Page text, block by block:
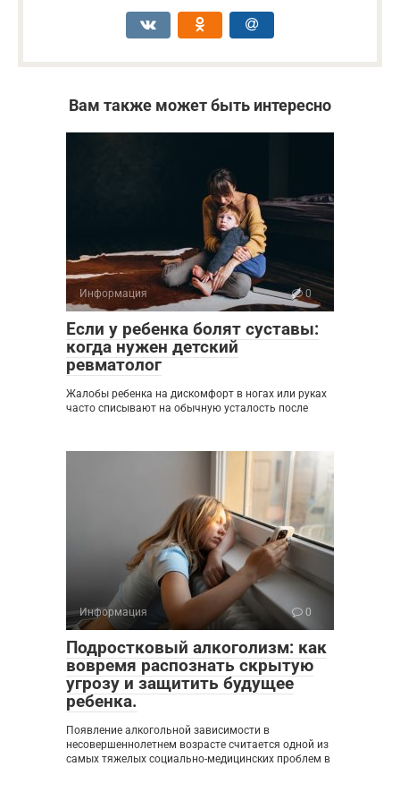
Вам также может быть интересно
Информация 0
Если у ребенка болят суставы:
когда нужен детский
ревматолог
Жалобы ребенка на дискомфорт в ногах или руках
часто списывают на обычную усталость после
Информация 0
Подростковый алкоголизм: как
вовремя распознать скрытую
угрозу и защитить будущее
ребенка.
Появление алкогольной зависимости в
несовершеннолетнем возрасте считается одной из
самых тяжелых социально-медицинских проблем в